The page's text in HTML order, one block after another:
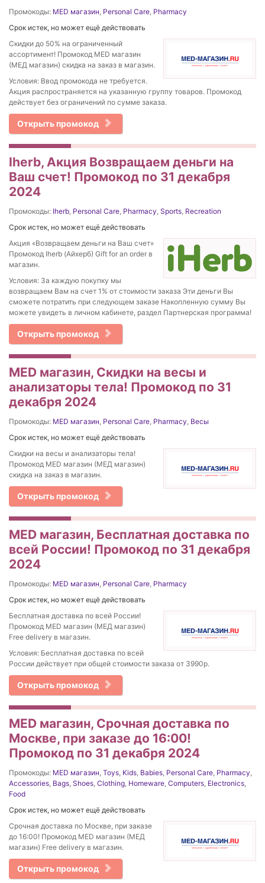
Промокоды: MED магазин, Personal Care, Pharmacy
Срок истек, но может ещё действовать
Скидки до 50% на ограниченный
ассортимент! Промокод MED магазин
(МЕД магазин) скидка на заказ в магазин.
Условия: Ввод промокода не требуется.
Акция распространяется на указанную группу товаров. Промокод
действует без ограничений по сумме заказа.
Открыть промокод
Iherb, Акция Возвращаем деньги на
Ваш счет! Промокод по 31 декабря
2024
Промокоды: Iherb, Personal Care, Pharmacy, Sports, Recreation
Срок истек, но может ещё действовать
Акция «Возвращаем деньги на Ваш счет»
Промокод Iherb (Айхерб) Gift for an order в
магазин.
Условия: За каждую покупку мы
возвращаем Вам на счет 1% от стоимости заказа Эти деньги Вы
сможете потратить при следующем заказе Накопленную сумму Вы
можете увидеть в личном кабинете, раздел Партнерская программа!
Открыть промокод
MED магазин, Скидки на весы и
анализаторы тела! Промокод по 31
декабря 2024
Промокоды: MED магазин, Personal Care, Pharmacy, Весы
Срок истек, но может ещё действовать
Скидки на весы и анализаторы тела!
Промокод MED магазин (МЕД магазин)
скидка на заказ в магазин.
Открыть промокод
MED магазин, Бесплатная доставка по
всей России! Промокод по 31 декабря
2024
Промокоды: MED магазин, Personal Care, Pharmacy
Срок истек, но может ещё действовать
Бесплатная доставка по всей России!
Промокод MED магазин (МЕД магазин)
Free delivery в магазин.
Условия: Бесплатная доставка по всей
России действует при общей стоимости заказа от 3990р.
Открыть промокод
MED магазин, Срочная доставка по
Москве, при заказе до 16:00!
Промокод по 31 декабря 2024
Промокоды: MED магазин, Toys, Kids, Babies, Personal Care, Pharmacy,
Accessories, Bags, Shoes, Clothing, Homeware, Computers, Electronics,
Food
Срок истек, но может ещё действовать
Срочная доставка по Москве, при заказе
до 16:00! Промокод MED магазин (МЕД
магазин) Free delivery в магазин.
Открыть промокод